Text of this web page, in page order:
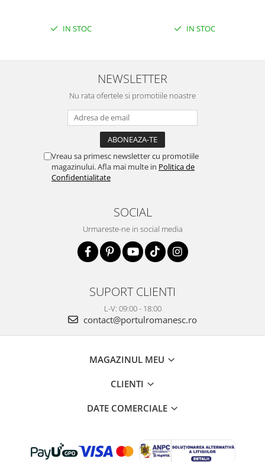
IN STOC IN STOC
NEWSLETTER
Nu rata ofertele si promotiile noastre
Vreau sa primesc newsletter cu promotiile
magazinului. Afla mai multe in Politica de
Confidentialitate
SOCIAL
Urmareste-ne in social media
SUPORT CLIENTI
L-V: 09:00 - 18:00
contact@portulromanesc.ro
MAGAZINUL MEU
CLIENTI
DATE COMERCIALE